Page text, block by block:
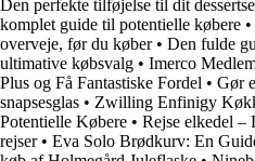
Den perfekte tilføjelse til dit
komplet guide til potentielle købere •
overveje, før du køber• Den fulde
ultimative købsvalg • Imerco
Plus og Få Fantastiske Fordel • Gør
snapsesglas • Zwilling Enfinigy
Potentielle Købere • Rejse elkedel –
rejser• Eva Solo Brødkurv: En